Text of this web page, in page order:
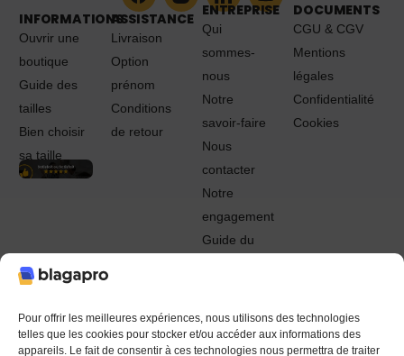
Pour offrir les meilleures expériences, nous utilisons des technologies
telles que les cookies pour stocker et/ou accéder aux informations des
appareils. Le fait de consentir à ces technologies nous permettra de traiter
INFORMATIONS
Ouvrir une
boutique
Guide des
tailles
Bien choisir
sa taille
ASSISTANCE
Livraison
Option
prénom
Conditions
de retour
ENTREPRISE
Qui
sommes-
nous
Notre
savoir-faire
Nous
contacter
Notre
engagement
Guide du
DOCUMENTS
CGU & CGV
Mentions
légales
Confidentialité
Cookies
© 2022 - 2024 Blagapro. Tous droits réservés. Textiles
personnalisés à Orléans